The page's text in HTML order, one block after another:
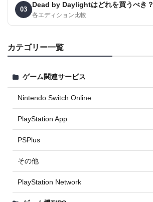
03
Dead by Daylightはどれを買うべき？
各エディション比較
カテゴリー一覧
ゲーム関連サービス
Nintendo Switch Online
PlayStation App
PSPlus
その他
PlayStation Network